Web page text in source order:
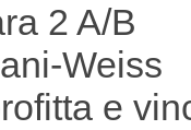
2 A/B
Weiss
e